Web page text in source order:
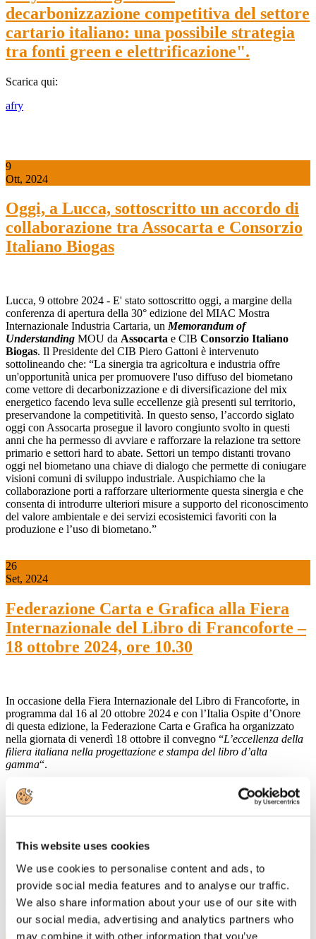
This website uses cookies
We use cookies to personalise content and ads, to
provide social media features and to analyse our traffic.
We also share information about your use of our site with
our social media, advertising and analytics partners who
may combine it with other information that you’ve
decarbonizzazione competitiva del settore
cartario italiano: una possibile strategia
tra fonti green e elettrificazione".
Scarica qui:
afry
9
Ott, 2024
Oggi, a Lucca, sottoscritto un accordo di
collaborazione tra Assocarta e Consorzio
Italiano Biogas
Lucca, 9 ottobre 2024 - E' stato sottoscritto oggi, a margine della
conferenza di apertura della 30° edizione del MIAC Mostra
Internazionale Industria Cartaria, un Memorandum of
Understanding MOU da Assocarta e CIB Consorzio Italiano
Biogas. Il Presidente del CIB Piero Gattoni è intervenuto
sottolineando che: “La sinergia tra agricoltura e industria offre
un'opportunità unica per promuovere l'uso diffuso del biometano
come vettore di decarbonizzazione e di diversificazione del mix
energetico facendo leva sulle eccellenze già presenti sul territorio,
preservandone la competitività. In questo senso, l’accordo siglato
oggi con Assocarta prosegue il lavoro congiunto svolto in questi
anni che ha permesso di avviare e rafforzare la relazione tra settore
primario e settori hard to abate. Settori un tempo distanti trovano
oggi nel biometano una chiave di dialogo che permette di coniugare
visioni comuni di sviluppo industriale. Auspichiamo che la
collaborazione porti a rafforzare ulteriormente questa sinergia e che
consenta di introdurre ulteriori misure a supporto del riconoscimento
del valore ambientale e dei servizi ecosistemici favoriti con la
produzione e l’uso di biometano.”
26
Set, 2024
Federazione Carta e Grafica alla Fiera
Internazionale del Libro di Francoforte –
18 ottobre 2024, ore 10.30
In occasione della Fiera Internazionale del Libro di Francoforte, in
programma dal 16 al 20 ottobre 2024 e con l’Italia Ospite d’Onore
di questa edizione, la Federazione Carta e Grafica ha organizzato
nella giornata di venerdì 18 ottobre il convegno “L’eccellenza della
filiera italiana nella progettazione e stampa del libro d’alta
gamma“.
Il convegno, che si terrà alle ore 10.30 del 18 ottobre presso lo stand
collettivo AIE, sarà dedicato a mettere in luce l’eccellenza italiana
I lavori saranno aperti da Carlo Emanuele Bona, Consigliere di
Federazione Carta e Grafica con delega all’Editoria, e proseguiranno
con gli interventi di esperti del mondo della committenza, stampa e
produzione di carta e materiali destinati alla filiera del prodotto
editoriale.